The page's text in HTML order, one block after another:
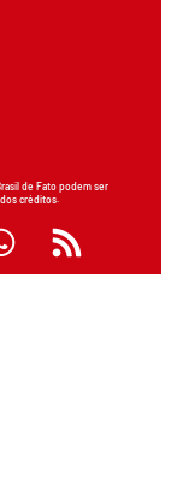
de Fato podem ser
créditos.